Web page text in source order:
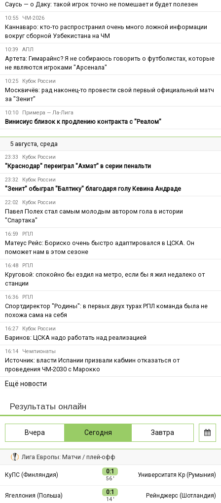
Саусь — о Даку: такой игрок точно не помешает и будет полезен
10:55 ЧМ-2026
Каннаваро: кто-то распространил очень много ложной информации
вокруг сборной Узбекистана на ЧМ
10:39 АПЛ
Артета: Гимарайнс? Я не собираюсь говорить о футболистах, которые
не являются игроками "Арсенала"
10:25 Кубок России
Москвичёв: рад наконец-то провести свой первый официальный матч
за "Зенит"
10:10 Примера — Ла-Лига
Винисиус близок к продлению контракта с "Реалом"
5 августа, среда
23:33 Кубок России
"Краснодар" переиграл "Ахмат" в серии пенальти
23:32 Кубок России
"Зенит" обыграл "Балтику" благодаря голу Кевина Андраде
22:02 Кубок России
Павел Полех стал самым молодым автором гола в истории
"Спартака"
16:59 РПЛ
Матеус Рейс: Бориско очень быстро адаптировался в ЦСКА. Он
поможет нам в этом сезоне
16:48 РПЛ
Круговой: спокойно бы ездил на метро, если бы я жил недалеко от
станции
16:36 РПЛ
Спортдиректор "Родины": в первых двух турах РПЛ команда была не
похожа сама на себя
16:27 Кубок России
Баринов: ЦСКА надо работать над реализацией
16:14 Чемпионаты
Источник: власти Испании призвали кабмин отказаться от
проведения ЧМ-2030 с Марокко
Ещё новости
Результаты онлайн
Вчера Сегодня Завтра
Лига Европы: Матчи / плей-офф
КуПС (Финляндия) 0:1
56 ′
Университатя Кр (Румыния)
Ягеллония (Польша) 0:1
14 ′
Рейнджерс (Шотландия)